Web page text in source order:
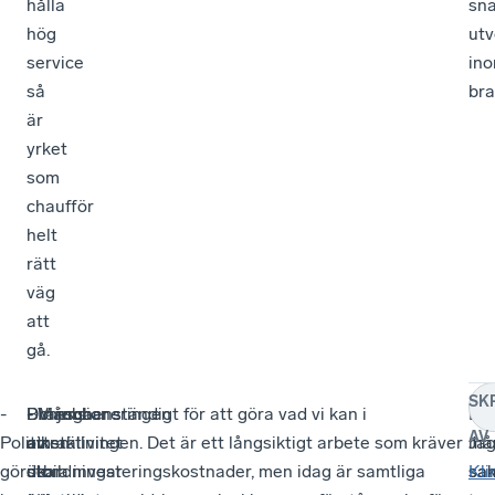
hålla
hög
service
så
är
yrket
som
chaufför
helt
rätt
väg
att
gå.
-
Politiken
gör
Dimensioneringen
av
utbildningar
- Många
av
de
Branschens
attraktivitet
ökar
- Vi jobbar ständigt för att göra vad vi kan i
omställningen. Det är ett långsiktigt arbete som kräver
stora investeringskostnader, men idag är samtliga
-
Jag
AV